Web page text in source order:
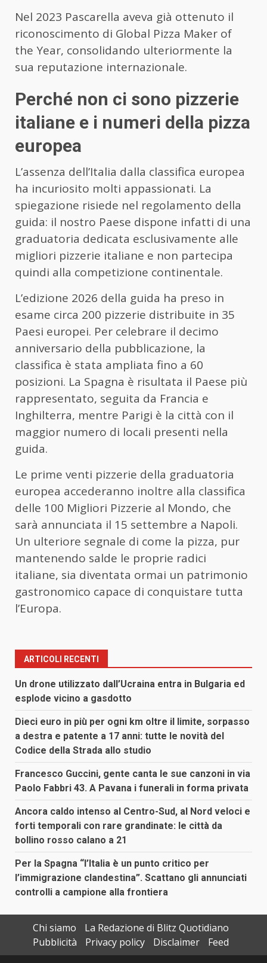
Nel 2023 Pascarella aveva già ottenuto il
riconoscimento di Global Pizza Maker of
the Year, consolidando ulteriormente la
sua reputazione internazionale.
Perché non ci sono pizzerie
italiane e i numeri della pizza
europea
L’assenza dell’Italia dalla classifica europea
ha incuriosito molti appassionati. La
spiegazione risiede nel regolamento della
guida: il nostro Paese dispone infatti di una
graduatoria dedicata esclusivamente alle
migliori pizzerie italiane e non partecipa
quindi alla competizione continentale.
L’edizione 2026 della guida ha preso in
esame circa 200 pizzerie distribuite in 35
Paesi europei. Per celebrare il decimo
anniversario della pubblicazione, la
classifica è stata ampliata fino a 60
posizioni. La Spagna è risultata il Paese più
rappresentato, seguita da Francia e
Inghilterra, mentre Parigi è la città con il
maggior numero di locali presenti nella
guida.
Le prime venti pizzerie della graduatoria
europea accederanno inoltre alla classifica
delle 100 Migliori Pizzerie al Mondo, che
sarà annunciata il 15 settembre a Napoli.
Un ulteriore segnale di come la pizza, pur
mantenendo salde le proprie radici
italiane, sia diventata ormai un patrimonio
gastronomico capace di conquistare tutta
l’Europa.
ARTICOLI RECENTI
Un drone utilizzato dall’Ucraina entra in Bulgaria ed
esplode vicino a gasdotto
Dieci euro in più per ogni km oltre il limite, sorpasso
a destra e patente a 17 anni: tutte le novità del
Codice della Strada allo studio
Francesco Guccini, gente canta le sue canzoni in via
Paolo Fabbri 43. A Pavana i funerali in forma privata
Ancora caldo intenso al Centro-Sud, al Nord veloci e
forti temporali con rare grandinate: le città da
bollino rosso calano a 21
Per la Spagna “l’Italia è un punto critico per
l’immigrazione clandestina”. Scattano gli annunciati
controlli a campione alla frontiera
Chi siamo
La Redazione di Blitz Quotidiano
Pubblicità
Privacy policy Disclaimer
Feed